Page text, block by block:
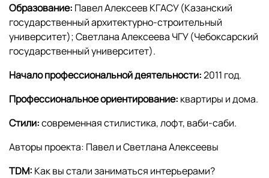
Образование: Павел Алексеев КГАСУ (Казанский
государственный архитектурно-строительный
университет); Светлана Алексеева ЧГУ (Чебоксарский
государственный университет).
Начало профессиональной деятельности:2011 год.
Профессиональное ориентирование: квартиры и дома.
Стили:современная стилистика, лофт, ваби-саби.
Авторы проекта: Павел и Светлана Алексеевы
TDM: Как вы стали заниматься интерьерами?